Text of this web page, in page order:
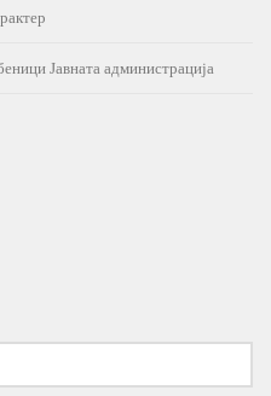
Јавната администрација